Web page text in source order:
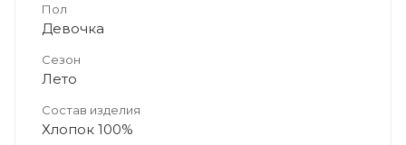
Пол
Девочка
Сезон
Лето
Состав изделия
Хлопок 100%